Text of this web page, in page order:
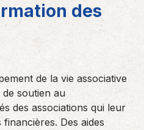
des
de la vie associative
de soutien au
des associations qui leur
financières. Des aides